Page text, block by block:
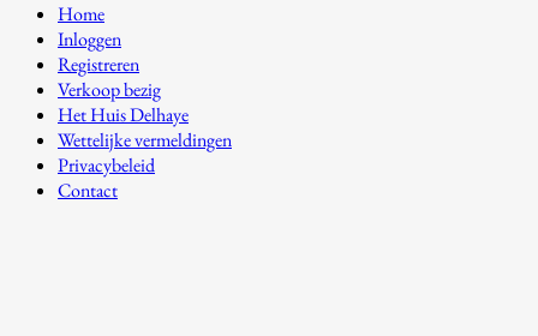
Home
Inloggen
Registreren
Verkoop bezig
Het Huis Delhaye
Wettelijke vermeldingen
Privacybeleid
Contact